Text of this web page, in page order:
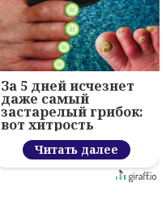
За 5 дней исчезнет
даже самый
застарелый грибок:
вот хитрость
Читать далее